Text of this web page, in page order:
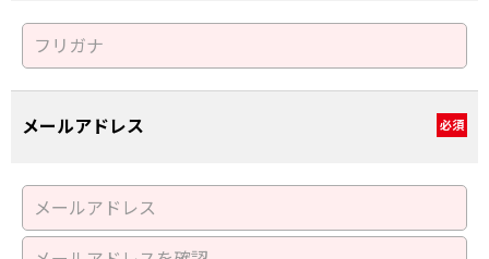
メールアドレス 必須